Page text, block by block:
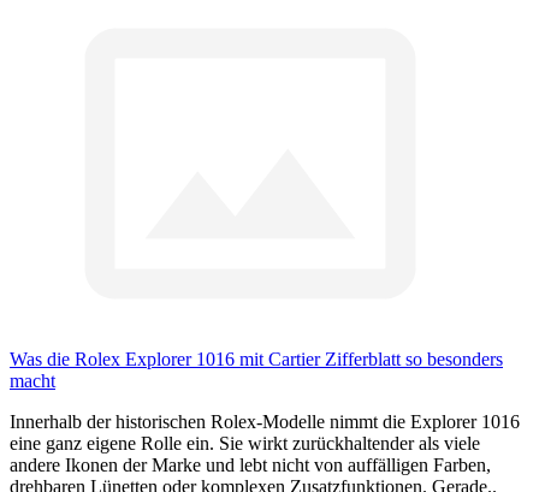
Was die Rolex Explorer 1016 mit Cartier Zifferblatt so besonders
macht
Innerhalb der historischen Rolex-Modelle nimmt die Explorer 1016
eine ganz eigene Rolle ein. Sie wirkt zurückhaltender als viele
andere Ikonen der Marke und lebt nicht von auffälligen Farben,
drehbaren Lünetten oder komplexen Zusatzfunktionen. Gerade..